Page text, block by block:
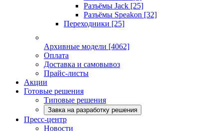
Разъёмы Jack [25]
Разъёмы Speakon [32]
Переходники [25]
Архивные модели [4062]
Оплата
Доставка и самовывоз
Прайс-листы
Акции
Готовые решения
Типовые решения
Завка на разработку решения
Пресс-центр
Новости